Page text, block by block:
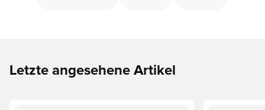
Letzte angesehene Artikel